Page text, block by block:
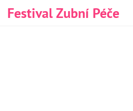
Festival Zubní Péče